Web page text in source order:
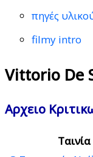
πηγές
filmy intro
Vittorio De
Αρχειο
Ταινία